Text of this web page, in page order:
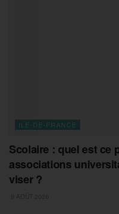
ILE-DE-FRANCE
Scolaire : quel est ce
associations
viser ?